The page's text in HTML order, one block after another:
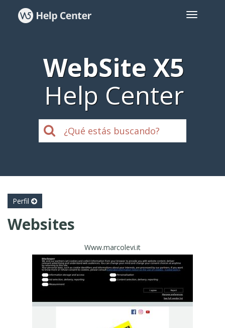
WebSite X5
Help Center
Perfil
Websites
Www.marcolevi.it